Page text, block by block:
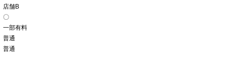
店舗B
〇
一部有料
普通
普通